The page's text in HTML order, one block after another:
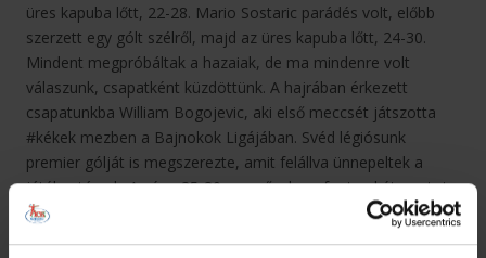
üres kapuba lőtt, 22-28. Mario Sostaric parádés volt, előbb
szerzett egy gólt szélről, majd az üres kapuba lőtt, 24-30.
Mindent megpróbáltak a hazaiak, de ma mindenre volt
válaszunk, csapatként küzdöttünk. A hajrában érkezett
csapatunkba William Bogojevic, aki első meccsét játszotta
#kékek mezben a Bajnokok Ligájában. Svéd légiósunk
premier gólját is megszerezte, amit felállva ünnepeltek a
játékostársak. A vége 35-30-as győzelem, fontos két pontot
szereztünk idegenben.